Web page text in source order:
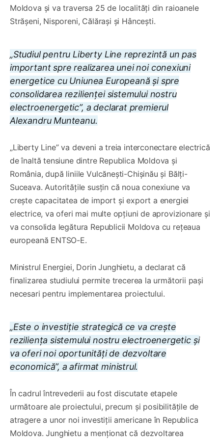
Moldova și va traversa 25 de localități din raioanele
Strășeni, Nisporeni, Călărași și Hâncești.
„Studiul pentru Liberty Line reprezintă un pas
important spre realizarea unei noi conexiuni
energetice cu Uniunea Europeană și spre
consolidarea rezilienței sistemului nostru
electroenergetic”, a declarat premierul
Alexandru Munteanu.
„Liberty Line” va deveni a treia interconectare electrică
de înaltă tensiune dintre Republica Moldova și
România, după liniile Vulcănești-Chișinău și Bălți-
Suceava. Autoritățile susțin că noua conexiune va
crește capacitatea de import și export a energiei
electrice, va oferi mai multe opțiuni de aprovizionare și
va consolida legătura Republicii Moldova cu rețeaua
europeană ENTSO-E.
Ministrul Energiei, Dorin Junghietu, a declarat că
finalizarea studiului permite trecerea la următorii pași
necesari pentru implementarea proiectului.
„Este o investiție strategică ce va crește
reziliența sistemului nostru electroenergetic și
va oferi noi oportunități de dezvoltare
economică”, a afirmat ministrul.
În cadrul întrevederii au fost discutate etapele
următoare ale proiectului, precum și posibilitățile de
atragere a unor noi investiții americane în Republica
Moldova. Junghietu a menționat că dezvoltarea